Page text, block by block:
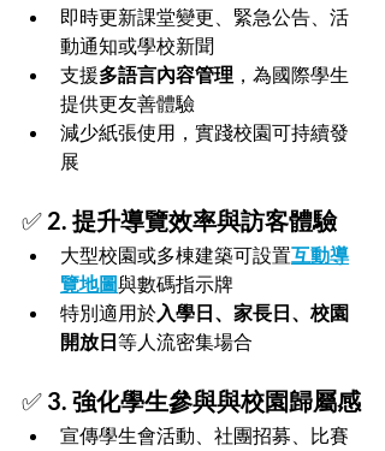
即時更新課堂變更、緊急公告、活
動通知或學校新聞
支援多語言內容管理 ，為國際學生
提供更友善體驗
減少紙張使用，實踐校園可持續發
展
✅ 2. 提升導覽效率與訪客體驗
大型校園或多棟建築可設置互動導
覽地圖與數碼指示牌
特別適用於入學日、家長日、校園
開放日等人流密集場合
✅ 3. 強化學生參與與校園歸屬感
宣傳學生會活動、社團招募、比賽